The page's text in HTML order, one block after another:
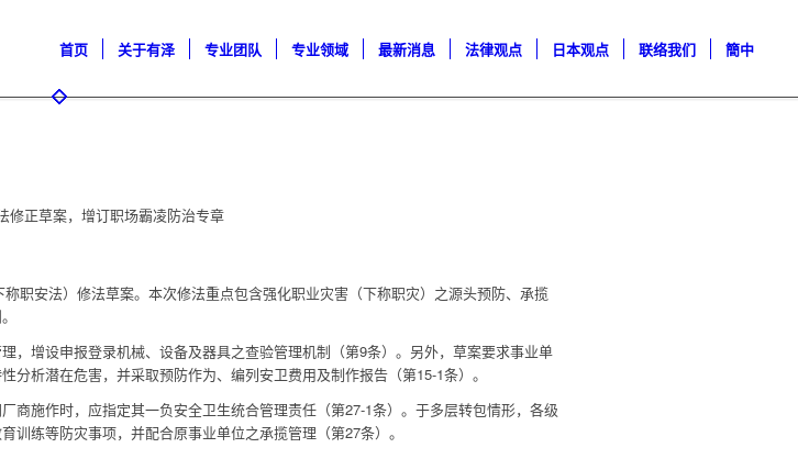
首页 关于有泽 专业团队 专业领域 最新消息 法律观点 日本观点 联络我们 簡中
修正草案，增订职场霸凌防治专章
职安法）修法草案。本次修法重点包含强化职业灾害（下称职灾）之源头预防、承揽
，增设申报登录机械、设备及器具之查验管理机制（第9条）。另外，草案要求事业单
析潜在危害，并采取预防作为、编列安卫费用及制作报告（第15-1条）。
商施作时，应指定其一负安全卫生统合管理责任（第27-1条）。于多层转包情形，各级
练等防灾事项，并配合原事业单位之承揽管理（第27条）。